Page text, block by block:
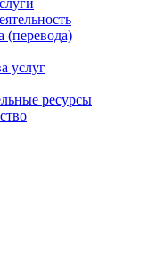
(перевода)
услуг
ресурсы